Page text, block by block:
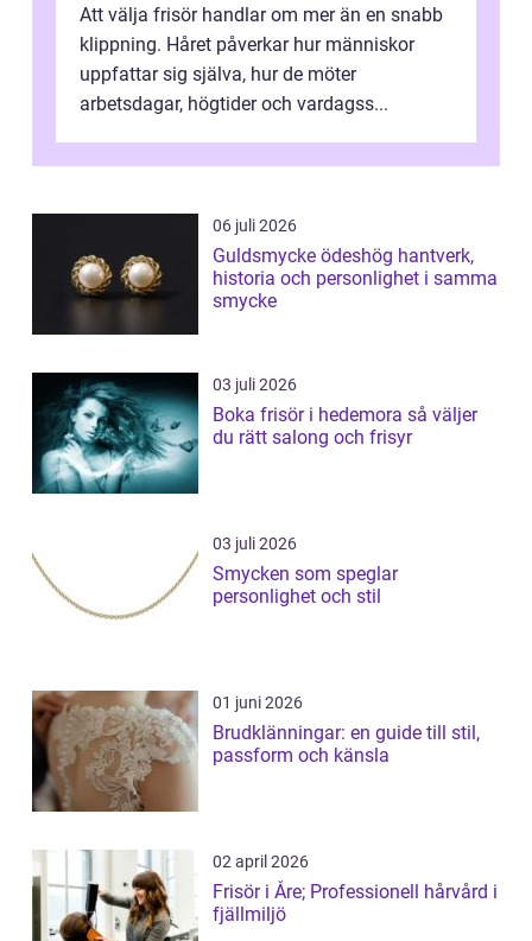
Att välja frisör handlar om mer än en snabb
klippning. Håret påverkar hur människor
uppfattar sig själva, hur de möter
arbetsdagar, högtider och vardagss...
06 juli 2026
Guldsmycke ödeshög hantverk,
historia och personlighet i samma
smycke
03 juli 2026
Boka frisör i hedemora så väljer
du rätt salong och frisyr
03 juli 2026
Smycken som speglar
personlighet och stil
01 juni 2026
Brudklänningar: en guide till stil,
passform och känsla
02 april 2026
Frisör i Åre; Professionell hårvård i
fjällmiljö